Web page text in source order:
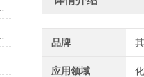
品牌
应用领域